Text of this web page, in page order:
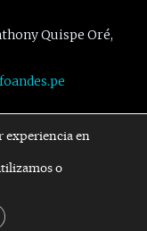
Quispe Oré,
Youtube
experiencia en
o